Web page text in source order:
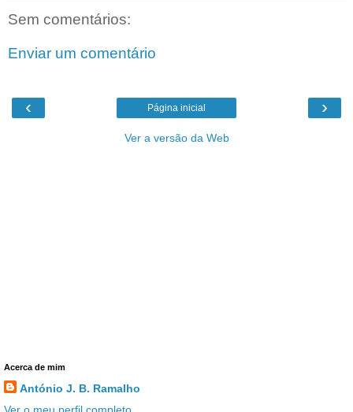
Sem comentários:
Enviar um comentário
‹ ›
Página inicial
Ver a versão da Web
Acerca de mim
António J. B. Ramalho